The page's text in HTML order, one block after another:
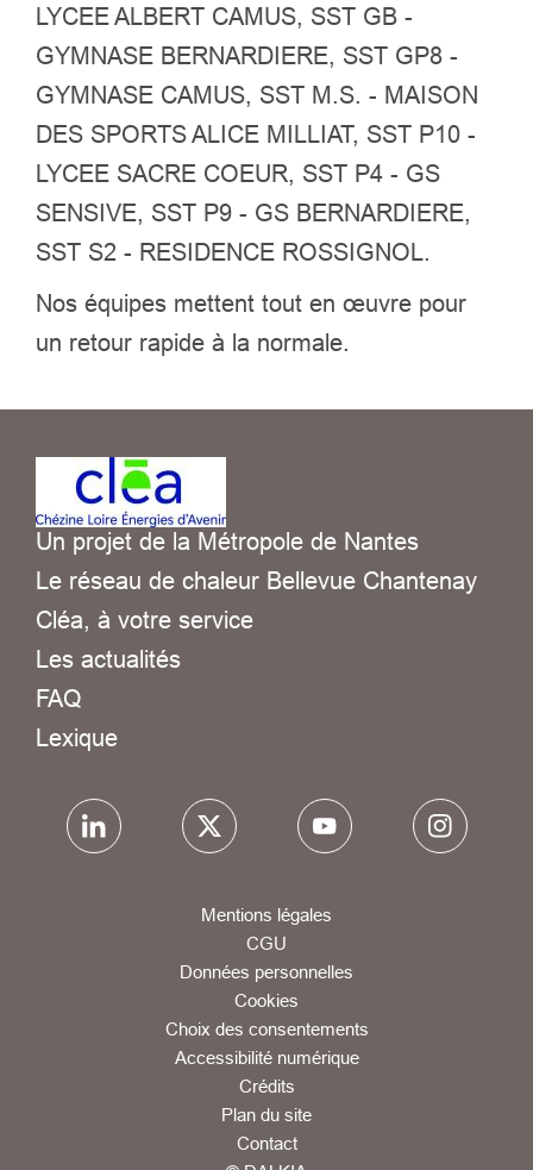
LYCEE ALBERT CAMUS, SST GB -
GYMNASE BERNARDIERE, SST GP8 -
GYMNASE CAMUS, SST M.S. - MAISON
DES SPORTS ALICE MILLIAT, SST P10 -
LYCEE SACRE COEUR, SST P4 - GS
SENSIVE, SST P9 - GS BERNARDIERE,
SST S2 - RESIDENCE ROSSIGNOL.
Nos équipes mettent tout en œuvre pour
un retour rapide à la normale.
Un projet de la Métropole de Nantes
Le réseau de chaleur Bellevue Chantenay
Cléa, à votre service
Les actualités
FAQ
Lexique
Mentions légales
CGU
Données personnelles
Cookies
Choix des consentements
Accessibilité numérique
Crédits
Plan du site
Contact